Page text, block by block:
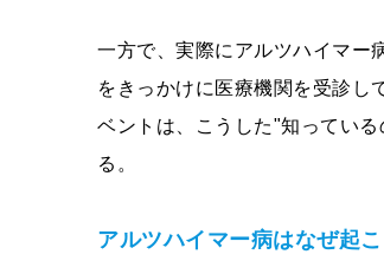
一方で、実際にアルツハイマー
をきっかけに医療機関を受診し
ベントは、こうした"知ってい
る。
アルツハイマー病はなぜ起